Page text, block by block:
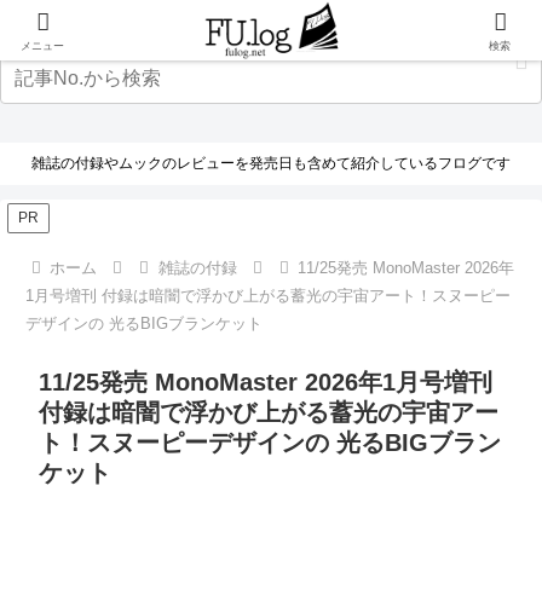
雑誌の付録やムックのレビューを発売日も含めて紹介しているフログです
PR
ホーム 雑誌の付録
11/25発売 MonoMaster 2026年
1月号増刊 付録は暗闇で浮かび上がる蓄光の宇宙アート！スヌーピー
デザインの 光るBIGブランケット
11/25発売 MonoMaster 2026年1月号増刊
付録は暗闇で浮かび上がる蓄光の宇宙アー
ト！スヌーピーデザインの 光るBIGブラン
ケット
メニュー 検索